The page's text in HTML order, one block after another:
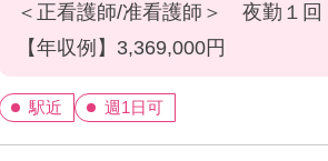
＜正看護師/准看護師＞ 夜勤１回
【年収例】3,369,000円
駅近 週1日可